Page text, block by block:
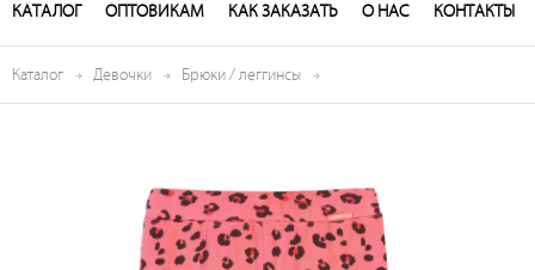
КАТАЛОГ ОПТОВИКАМ КАК ЗАКАЗАТЬ О НАС КОНТАКТЫ
Каталог Девочки Брюки / леггинсы